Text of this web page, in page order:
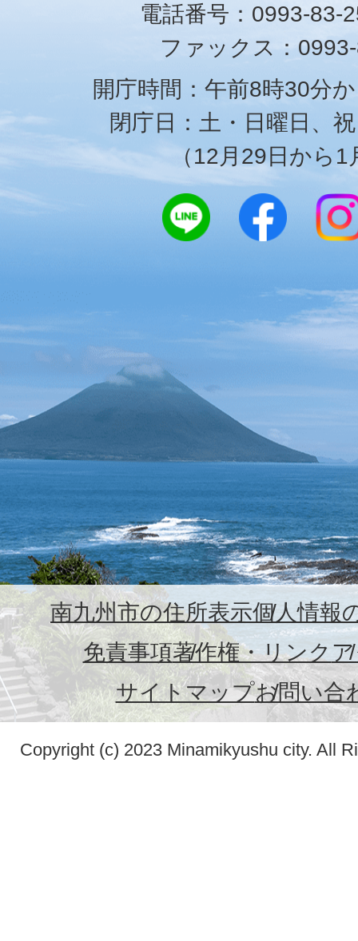
電話番号：0993-83-
ファックス：
開庁時間：午前8時30分
閉庁日：土・日曜日、
（12月29日から1
南九州市の住所表示個人情報
免責事項著作権・リンク
サイトマップお問い合
Copyright (c) 2023 Minamikyushu city. All